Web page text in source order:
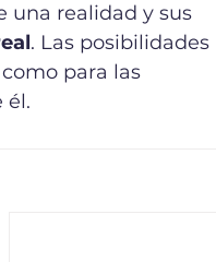
una realidad y sus
. Las posibilidades
para las
él.